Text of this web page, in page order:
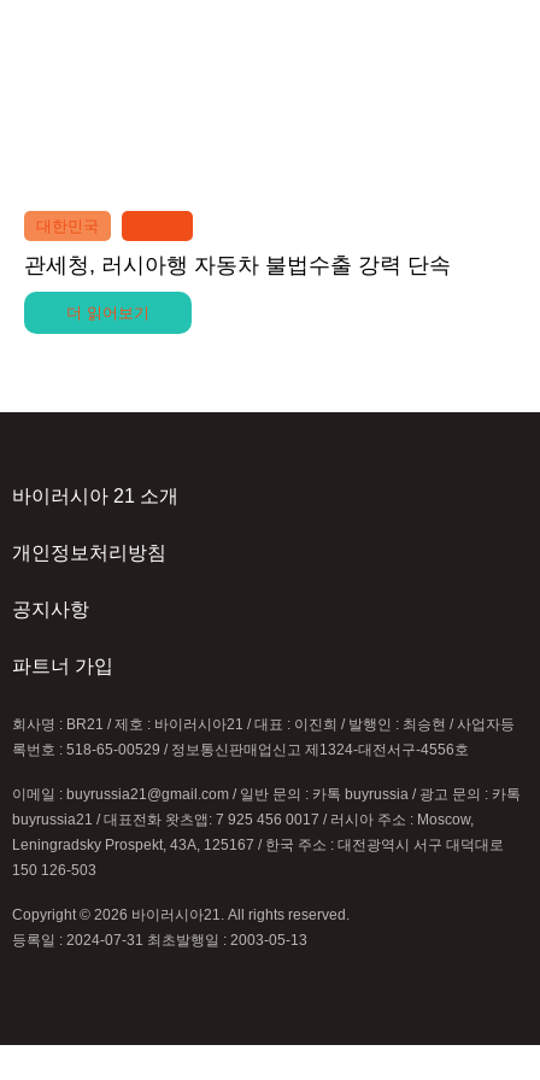
대한민국
관세청, 러시아행 자동차 불법수출 강력 단속
더 읽어보기
바이러시아 21 소개
개인정보처리방침
공지사항
파트너 가입
회사명 : BR21 / 제호 : 바이러시아21 / 대표 : 이진희 / 발행인 : 최승현 / 사업자등
록번호 : 518-65-00529 / 정보통신판매업신고 제1324-대전서구-4556호
이메일 : buyrussia21@gmail.com / 일반 문의 : 카톡 buyrussia / 광고 문의 : 카톡
buyrussia21 / 대표전화 왓츠앱: 7 925 456 0017 / 러시아 주소 : Moscow,
Leningradsky Prospekt, 43A, 125167 / 한국 주소 : 대전광역시 서구 대덕대로
150 126-503
Copyright © 2026 바이러시아21. All rights reserved.
등록일 : 2024-07-31 최초발행일 : 2003-05-13